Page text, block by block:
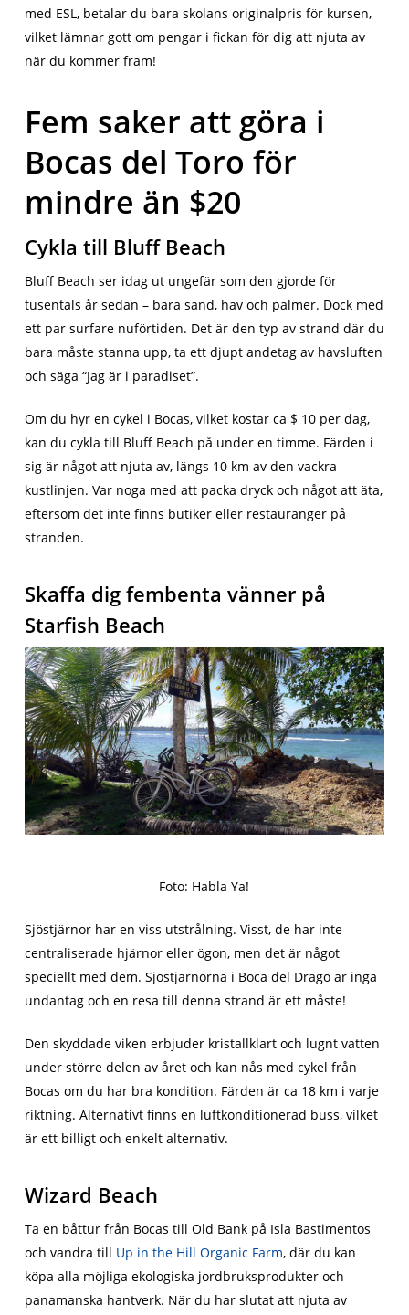
med ESL, betalar du bara skolans originalpris för kursen,
vilket lämnar gott om pengar i fickan för dig att njuta av
när du kommer fram!
Fem saker att göra i
Bocas del Toro för
mindre än $20
Cykla till Bluff Beach
Bluff Beach ser idag ut ungefär som den gjorde för
tusentals år sedan – bara sand, hav och palmer. Dock med
ett par surfare nuförtiden. Det är den typ av strand där du
bara måste stanna upp, ta ett djupt andetag av havsluften
och säga “Jag är i paradiset”.
Om du hyr en cykel i Bocas, vilket kostar ca $ 10 per dag,
kan du cykla till Bluff Beach på under en timme. Färden i
sig är något att njuta av, längs 10 km av den vackra
kustlinjen. Var noga med att packa dryck och något att äta,
eftersom det inte finns butiker eller restauranger på
stranden.
Skaffa dig fembenta vänner på
Starfish Beach
Foto: Habla Ya!
Sjöstjärnor har en viss utstrålning. Visst, de har inte
centraliserade hjärnor eller ögon, men det är något
speciellt med dem. Sjöstjärnorna i Boca del Drago är inga
undantag och en resa till denna strand är ett måste!
Den skyddade viken erbjuder kristallklart och lugnt vatten
under större delen av året och kan nås med cykel från
Bocas om du har bra kondition. Färden är ca 18 km i varje
riktning. Alternativt finns en luftkonditionerad buss, vilket
är ett billigt och enkelt alternativ.
Wizard Beach
Ta en båttur från Bocas till Old Bank på Isla Bastimentos
och vandra till Up in the Hill Organic Farm, där du kan
köpa alla möjliga ekologiska jordbruksprodukter och
panamanska hantverk. När du har slutat att njuta av